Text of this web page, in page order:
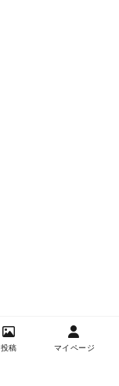
投稿 マイページ